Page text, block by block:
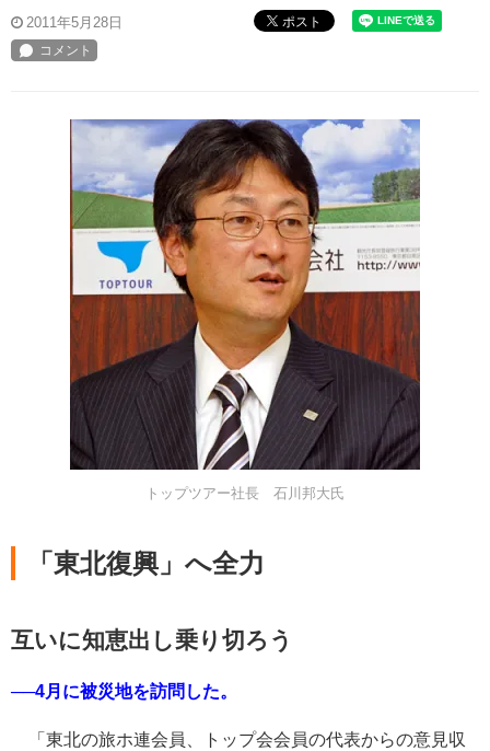
2011年5月28日 ポスト
トップツアー社長 石川邦大氏
「東北復興」へ全力
互いに知恵出し乗り切ろう
──4月に被災地を訪問した。
「東北の旅ホ連会員、トップ会会員の代表からの意見収